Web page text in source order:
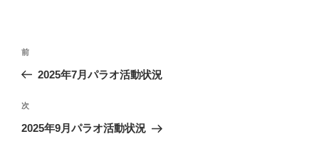
投
ビ
ゲ
前
の
稿
前
2025年7月パラオ活動状況
次
の
次
2025年9月パラオ活動状況